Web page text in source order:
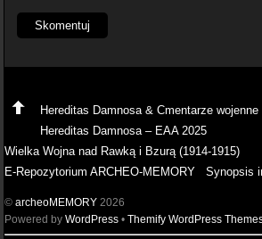
Hereditas Damnosa & Cmentarze wojenne
Hereditas Damnosa – EAA 2025
Wielka Wojna nad Rawką i Bzurą (1914-1915)
E-Repozytorium ARCHEO-MEMORY
Synopsis
©archeoMEMORY 2026
Powered byWordPress •Themify WordPress